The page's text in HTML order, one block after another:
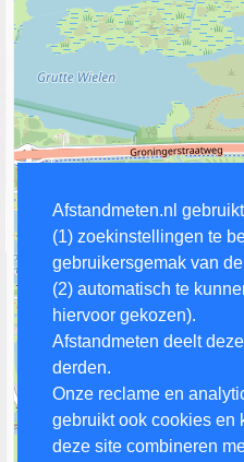
Afstandmeten.nl
(1) zoekinstellingen te
gebruikersgemak van
(2) automatisch te
hiervoor gekozen).
Afstandmeten deelt
derden.
Onze reclame en
gebruikt ook cookies en
deze site combineren